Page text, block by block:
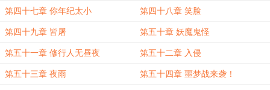
第四十七章 你年纪太小 第四十八章 笑脸
第四十九章 皆屠 第五十章 妖魔鬼怪
第五十一章 修行人无昼夜 第五十二章 入侵
第五十三章 夜雨 第五十四章 噩梦战来袭！